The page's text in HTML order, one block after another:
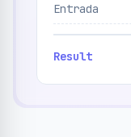
Entrada
Result